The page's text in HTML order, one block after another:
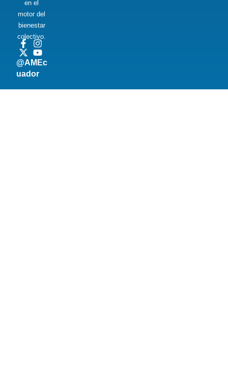
en el
motor del
bienestar
colectivo.
@AMEc
uador